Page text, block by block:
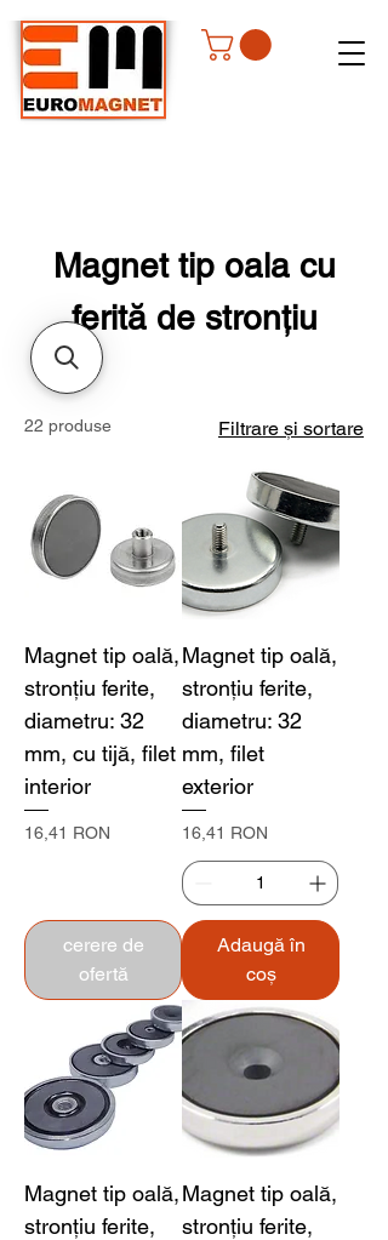
Magnet tip oala cu
ferită de stronțiu
22 produse Filtrare și sortare
Magnet tip oală,
stronțiu ferite,
diametru: 32
mm, cu tijă, filet
interior
Preț
16,41 RON
cerere de
ofertă
Magnet tip oală,
stronțiu ferite,
diametru: 32
mm, filet
exterior
Preț
16,41 RON
Adaugă în
coș
Magnet tip oală,
stronțiu ferite,
Magnet tip oală,
stronțiu ferite,